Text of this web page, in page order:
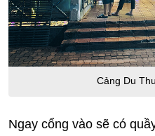
Cảng Du
Ngay cổng vào sẽ có